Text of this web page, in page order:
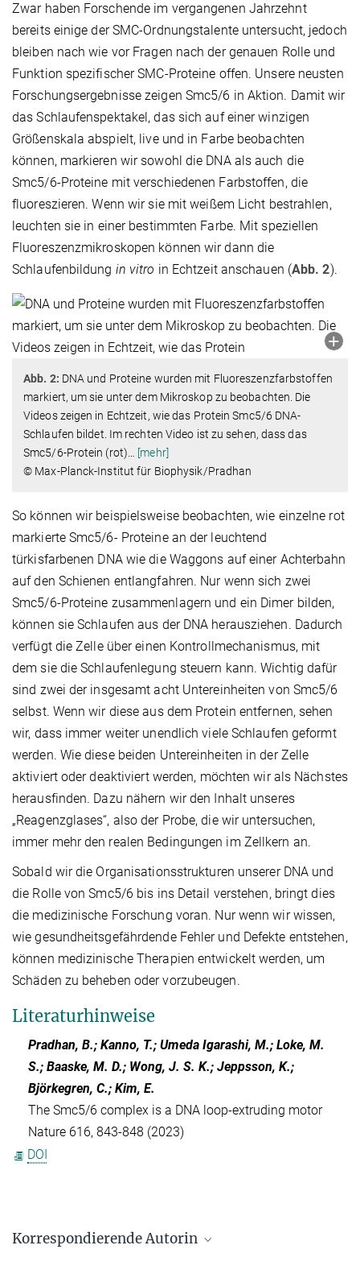
Zwar haben Forschende im vergangenen Jahrzehnt
bereits einige der SMC-Ordnungstalente untersucht, jedoch
bleiben nach wie vor Fragen nach der genauen Rolle und
Funktion spezifischer SMC-Proteine offen. Unsere neusten
Forschungsergebnisse zeigen Smc5/6 in Aktion. Damit wir
das Schlaufenspektakel, das sich auf einer winzigen
Größenskala abspielt, live und in Farbe beobachten
können, markieren wir sowohl die DNA als auch die
Smc5/6-Proteine mit verschiedenen Farbstoffen, die
fluoreszieren. Wenn wir sie mit weißem Licht bestrahlen,
leuchten sie in einer bestimmten Farbe. Mit speziellen
Fluoreszenzmikroskopen können wir dann die
Schlaufenbildung in vitro in Echtzeit anschauen (Abb. 2).
Abb. 2: DNA und Proteine wurden mit Fluoreszenzfarbstoffen
markiert, um sie unter dem Mikroskop zu beobachten. Die
Videos zeigen in Echtzeit, wie das Protein Smc5/6 DNA-
Schlaufen bildet. Im rechten Video ist zu sehen, dass das
Smc5/6-Protein (rot)… [mehr]
© Max-Planck-Institut für Biophysik/Pradhan
So können wir beispielsweise beobachten, wie einzelne rot
markierte Smc5/6- Proteine an der leuchtend
türkisfarbenen DNA wie die Waggons auf einer Achterbahn
auf den Schienen entlangfahren. Nur wenn sich zwei
Smc5/6-Proteine zusammenlagern und ein Dimer bilden,
können sie Schlaufen aus der DNA herausziehen. Dadurch
verfügt die Zelle über einen Kontrollmechanismus, mit
dem sie die Schlaufenlegung steuern kann. Wichtig dafür
sind zwei der insgesamt acht Untereinheiten von Smc5/6
selbst. Wenn wir diese aus dem Protein entfernen, sehen
wir, dass immer weiter unendlich viele Schlaufen geformt
werden. Wie diese beiden Untereinheiten in der Zelle
aktiviert oder deaktiviert werden, möchten wir als Nächstes
herausfinden. Dazu nähern wir den Inhalt unseres
„Reagenzglases“, also der Probe, die wir untersuchen,
immer mehr den realen Bedingungen im Zellkern an.
Sobald wir die Organisationsstrukturen unserer DNA und
die Rolle von Smc5/6 bis ins Detail verstehen, bringt dies
die medizinische Forschung voran. Nur wenn wir wissen,
wie gesundheitsgefährdende Fehler und Defekte entstehen,
können medizinische Therapien entwickelt werden, um
Schäden zu beheben oder vorzubeugen.
Literaturhinweise
Pradhan, B.; Kanno, T.; Umeda Igarashi, M.; Loke, M.
S.; Baaske, M. D.; Wong, J. S. K.; Jeppsson, K.;
Björkegren, C.; Kim, E.
The Smc5/6 complex is a DNA loop-extruding motor
Nature 616, 843-848 (2023)
DOI
Korrespondierende Autorin